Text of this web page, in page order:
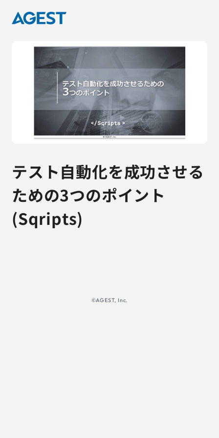
テスト自動化を成功させる
ための3つのポイント
(Sqripts)
©AGEST, Inc.